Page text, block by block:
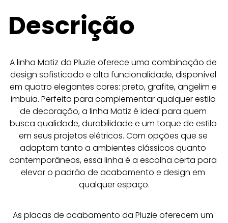
Descrição
A linha Matiz da Pluzie oferece uma combinação de
design sofisticado e alta funcionalidade, disponível
em quatro elegantes cores: preto, grafite, angelim e
imbuia. Perfeita para complementar qualquer estilo
de decoração, a linha Matiz é ideal para quem
busca qualidade, durabilidade e um toque de estilo
em seus projetos elétricos. Com opções que se
adaptam tanto a ambientes clássicos quanto
contemporâneos, essa linha é a escolha certa para
elevar o padrão de acabamento e design em
qualquer espaço.
As placas de acabamento da Pluzie oferecem um